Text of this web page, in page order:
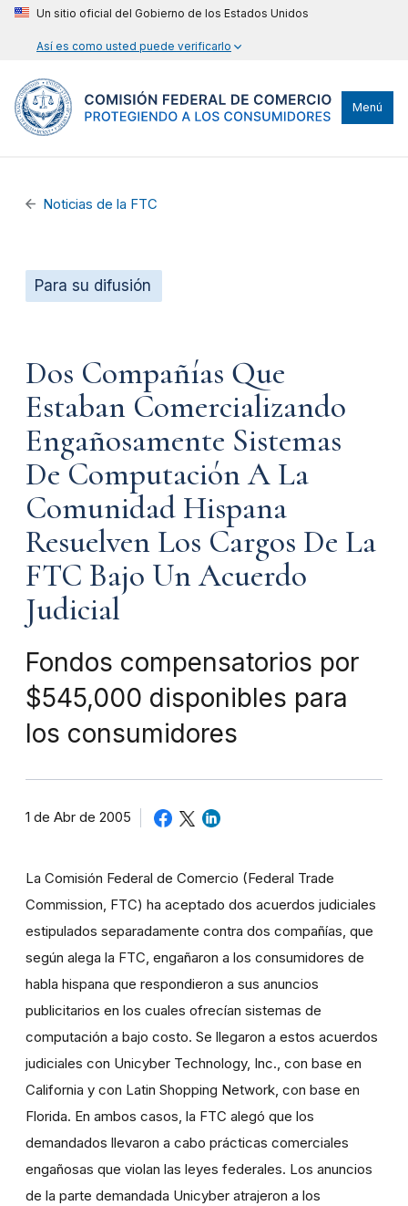
Un sitio oficial del Gobierno de los Estados Unidos
Así es como usted puede verificarlo
Menú
Noticias de la FTC
Para su difusión
Dos Compañías Que
Estaban Comercializando
Engañosamente Sistemas
De Computación A La
Comunidad Hispana
Resuelven Los Cargos De La
FTC Bajo Un Acuerdo
Judicial
Fondos compensatorios por
$545,000 disponibles para
los consumidores
1 de Abr de 2005
La Comisión Federal de Comercio (Federal Trade
Commission, FTC) ha aceptado dos acuerdos judiciales
estipulados separadamente contra dos compañías, que
según alega la FTC, engañaron a los consumidores de
habla hispana que respondieron a sus anuncios
publicitarios en los cuales ofrecían sistemas de
computación a bajo costo. Se llegaron a estos acuerdos
judiciales con Unicyber Technology, Inc., con base en
California y con Latin Shopping Network, con base en
Florida. En ambos casos, la FTC alegó que los
demandados llevaron a cabo prácticas comerciales
engañosas que violan las leyes federales. Los anuncios
de la parte demandada Unicyber atrajeron a los